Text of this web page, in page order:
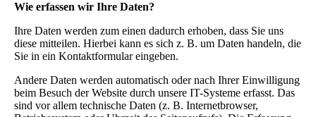
Wie erfassen wir Ihre Daten?
Ihre Daten werden zum einen dadurch erhoben, dass Sie uns
diese mitteilen. Hierbei kann es sich z. B. um Daten handeln, die
Sie in ein Kontaktformular eingeben.
Andere Daten werden automatisch oder nach Ihrer Einwilligung
beim Besuch der Website durch unsere IT-Systeme erfasst. Das
sind vor allem technische Daten (z. B. Internetbrowser,